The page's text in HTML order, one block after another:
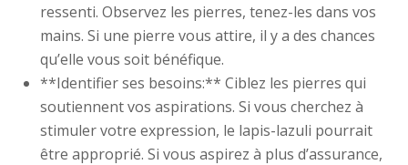
ressenti. Observez les pierres, tenez-les dans vos
mains. Si une pierre vous attire, il y a des chances
qu’elle vous soit bénéfique.
**Identifier ses besoins:** Ciblez les pierres qui
soutiennent vos aspirations. Si vous cherchez à
stimuler votre expression, le lapis-lazuli pourrait
être approprié. Si vous aspirez à plus d’assurance,